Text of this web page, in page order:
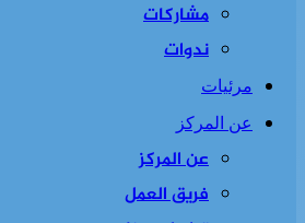
مشاركات
ندوات
مرئيات
عن المركز
عن المركز
فريق العمل